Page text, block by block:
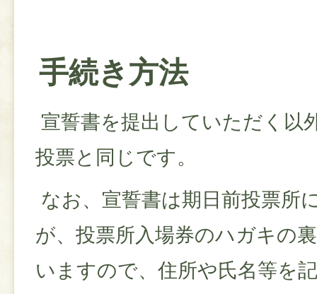
手続き方法
宣誓書を提出していただく以
投票と同じです。
なお、宣誓書は期日前投票所
が、投票所入場券のハガキの
いますので、住所や氏名等を